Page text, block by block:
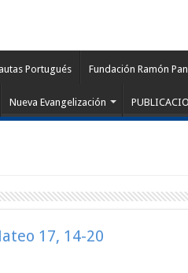
Portugués Fundación Ramón
Nueva Evangelización
17, 14-20